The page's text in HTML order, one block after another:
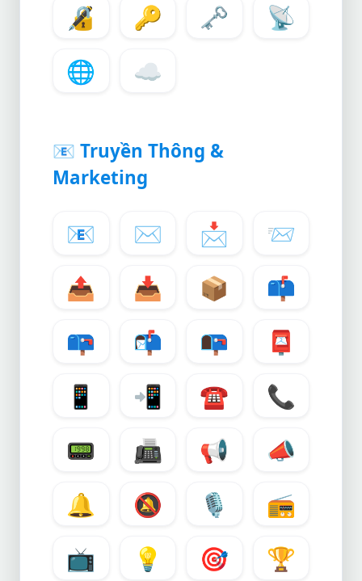
🔏
🔑 🗝️
📡
🌐
☁️
📧 Truyền Thông &
Marketing
📧 ✉️ 📩
📨
📤
📥 📦
📫
📪
📬 📭
📮
📱
📲 ☎️
📞
📟
📠 📢
📣
🔔
🔕 🎙️
📻
📺
💡 🎯 🏆